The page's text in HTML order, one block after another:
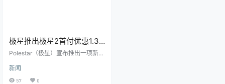
极星推出极星2首付优惠1.3
万美元 月租299美元
Polestar（极星）宣布推出一项新的
广泛关注。这项优惠将Polestar 2的
月租费用降至299美元。 据了解，
新闻
57 0